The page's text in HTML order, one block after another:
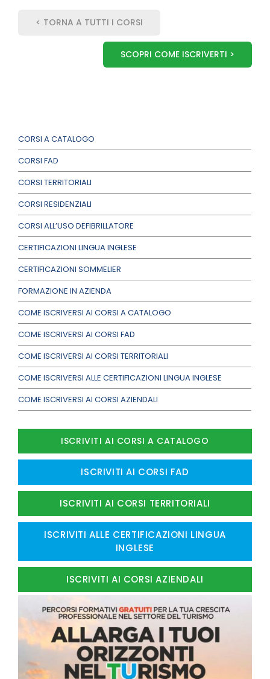
CORSI A CATALOGO
CORSI FAD
CORSI TERRITORIALI
CORSI RESIDENZIALI
CORSI ALL’USO DEFIBRILLATORE
CERTIFICAZIONI LINGUA INGLESE
CERTIFICAZIONI SOMMELIER
FORMAZIONE IN AZIENDA
COME ISCRIVERSI AI CORSI A CATALOGO
COME ISCRIVERSI AI CORSI FAD
COME ISCRIVERSI AI CORSI TERRITORIALI
COME ISCRIVERSI ALLE CERTIFICAZIONI LINGUA INGLESE
COME ISCRIVERSI AI CORSI AZIENDALI
ISCRIVITI AI CORSI A CATALOGO
ISCRIVITI AI CORSI FAD
ISCRIVITI AI CORSI TERRITORIALI
ISCRIVITI ALLE CERTIFICAZIONI LINGUA
INGLESE
ISCRIVITI AI CORSI AZIENDALI
< TORNA A TUTTI I CORSI
SCOPRI COME ISCRIVERTI >